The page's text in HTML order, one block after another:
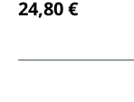
24,80 €